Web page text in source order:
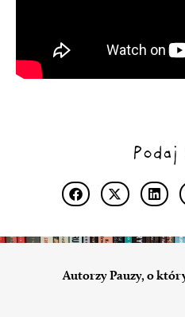
Podaj
Autorzy Pauzy, o